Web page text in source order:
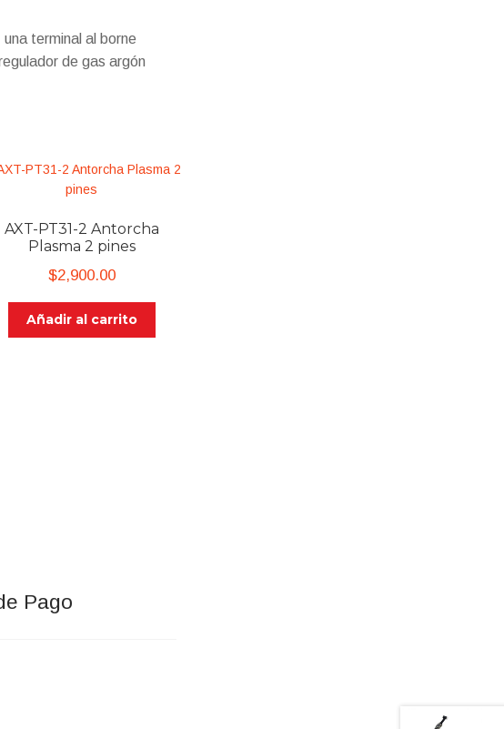
terminal al borne
de gas argón
AXT-PT31-2 Antorcha
Plasma 2 pines
$2,900.00
Añadir al carrito
Pago